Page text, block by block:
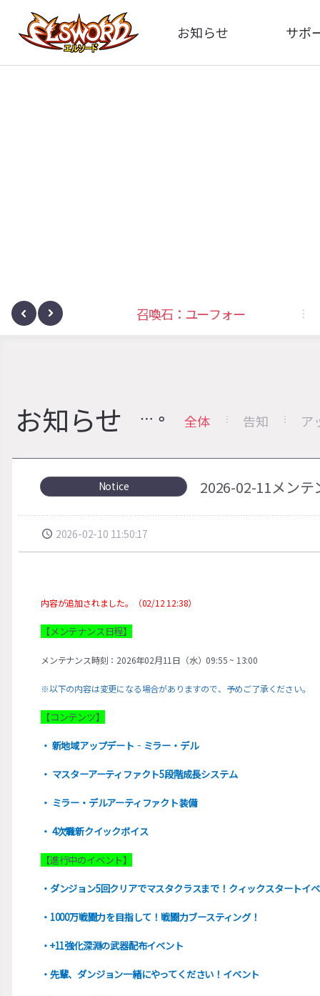
お知らせ
全体
サポ
サノヴァ 召喚石：ユーフォー
お知らせ 全体 告知 ア
Notice 2026-02-11メン
2026-02-10 11:50:17
内容が追加されました。（02/12 12:38）
【メンテナンス日程】
メンテナンス時刻：2026年02月11日（水）09:55 ~ 13:00
※以下の内容は変更になる場合がありますので、予めご了承ください。
【コンテンツ】
・ 新地域アップデート‐ミラー・デル
・ マスターアーティファクト5段階成長システム
・ ミラー・デルアーティファクト装備
・ 4次職新クイックボイス
【進行中のイベント】
・ダンジョン5回クリアでマスタクラスまで！クィックスタートイ
・1000万戦闘力を目指して！戦闘力ブースティング！
・+11強化深淵の武器配布イベント
・先輩、ダンジョン一緒にやってください！イベント